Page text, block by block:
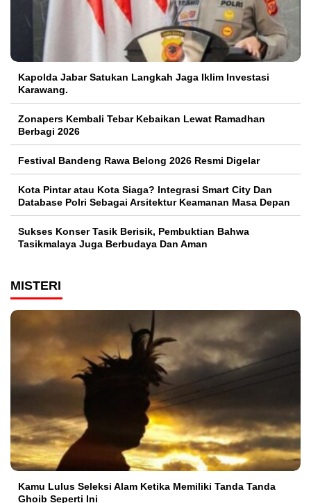
Kapolda Jabar Satukan Langkah Jaga Iklim Investasi
Karawang.
Zonapers Kembali Tebar Kebaikan Lewat Ramadhan
Berbagi 2026
Festival Bandeng Rawa Belong 2026 Resmi Digelar
Kota Pintar atau Kota Siaga? Integrasi Smart City Dan
Database Polri Sebagai Arsitektur Keamanan Masa Depan
Sukses Konser Tasik Berisik, Pembuktian Bahwa
Tasikmalaya Juga Berbudaya Dan Aman
MISTERI
Kamu Lulus Seleksi Alam Ketika Memiliki Tanda Tanda
Ghoib Seperti Ini